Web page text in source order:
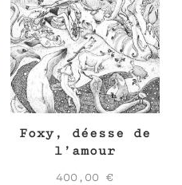
Foxy, déesse de
l’amour
400,00€